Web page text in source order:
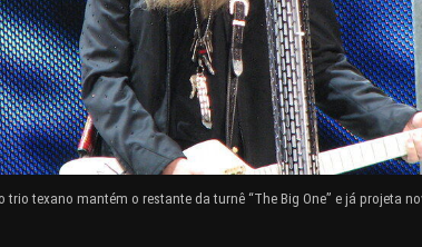
trio texano mantém o restante da turnê “The Big One” e já projeta